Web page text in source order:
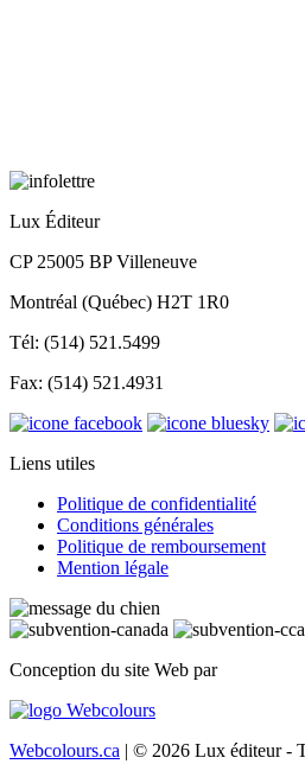
Lux Éditeur
CP 25005 BP Villeneuve
Montréal (Québec) H2T 1R0
Tél: (514) 521.5499
Fax: (514) 521.4931
Liens utiles
Politique de confidentialité
Conditions générales
Politique de remboursement
Mention légale
Conception du site Web par
Webcolours.ca | © 2026 Lux éditeur -